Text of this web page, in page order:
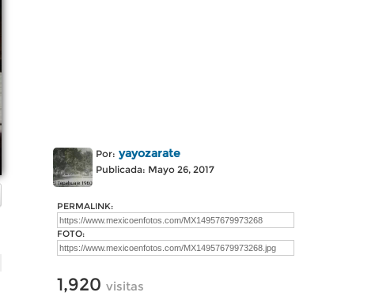
Por: yayozarate
Publicada: Mayo 26, 2017
PERMALINK:
FOTO:
1,920 visitas